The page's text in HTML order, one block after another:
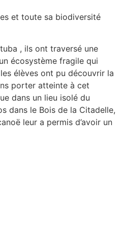
et toute sa biodiversité
, ils ont traversé une
écosystème fragile qui
élèves ont pu découvrir la
porter atteinte à cet
dans un lieu isolé du
dans le Bois de la Citadelle,
leur a permis d’avoir un